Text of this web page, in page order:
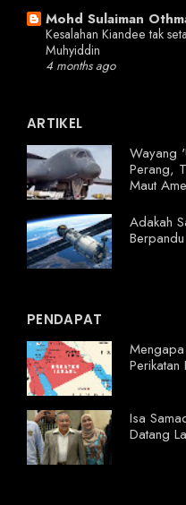
Mohd Sulaiman
Kesalahan Kiandee tak
Muhyiddin
4 months ago
ARTIKEL
Wayang
Perang,
Maut
Adakah
PENDAPAT
Perikatan
Isa
Datang